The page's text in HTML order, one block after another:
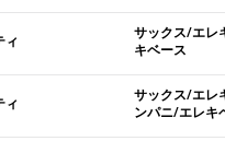
ィ
サックス/エレ
キベース
ィ
サックス/エレ
ンパニ/エレキ